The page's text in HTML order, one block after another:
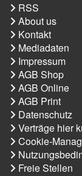
RSS
About us
Kontakt
Mediadaten
Impressum
AGB Shop
AGB Online
AGB Print
Datenschutz
Verträge hier
Cookie-
Freie Stellen